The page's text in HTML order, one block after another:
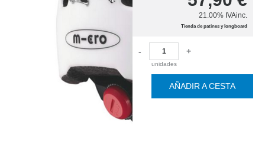
21.00% IVAinc.
Tienda de patines y longboard
-
unidades
+
AÑADIR A CESTA